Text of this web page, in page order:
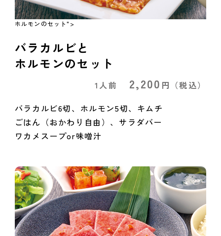
ホルモンのセット">
バラカルビと
ホルモンのセット
1人前 2,200 円 （税込）
バラカルビ6切、ホルモン5切、キムチ
ごはん（おかわり自由）、サラダバー
ワカメスープor味噌汁